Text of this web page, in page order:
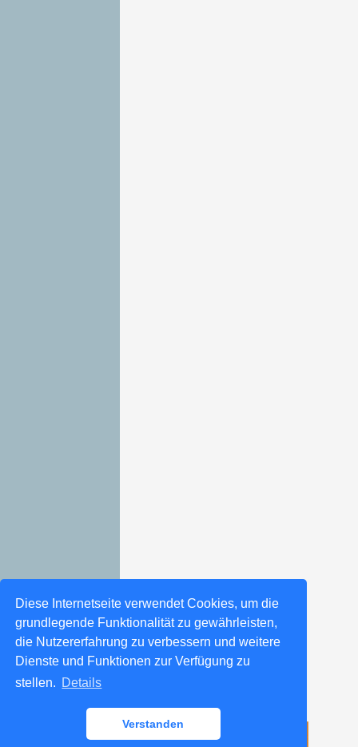
Diese Internetseite verwendet Cookies, um die
grundlegende Funktionalität zu gewährleisten,
die Nutzererfahrung zu verbessern und weitere
Dienste und Funktionen zur Verfügung zu
stellen. Details
Verstanden